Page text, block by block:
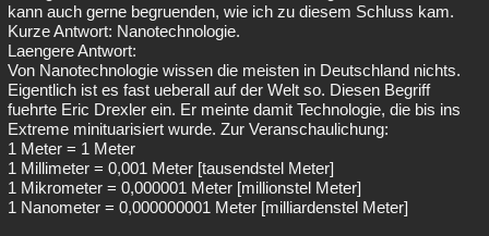
kann auch gerne begruenden, wie ich zu diesem Schluss kam.
Kurze Antwort: Nanotechnologie.
Laengere Antwort:
Von Nanotechnologie wissen die meisten in Deutschland nichts.
Eigentlich ist es fast ueberall auf der Welt so. Diesen Begriff
fuehrte Eric Drexler ein. Er meinte damit Technologie, die bis ins
Extreme minituarisiert wurde. Zur Veranschaulichung:
1 Meter = 1 Meter
1 Millimeter = 0,001 Meter [tausendstel Meter]
1 Mikrometer = 0,000001 Meter [millionstel Meter]
1 Nanometer = 0,000000001 Meter [milliardenstel Meter]